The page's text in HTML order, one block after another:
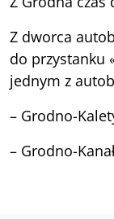
Z dworca
do przystanku
jednym z
– Grodno-
– Grodno-